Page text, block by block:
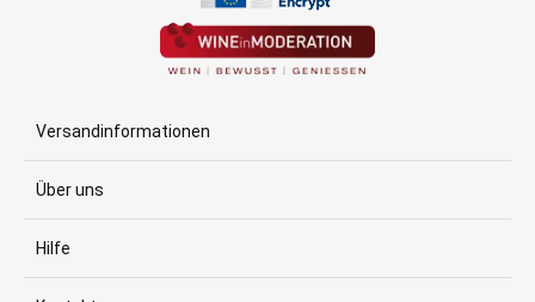
Versandinformationen
Über uns
Hilfe